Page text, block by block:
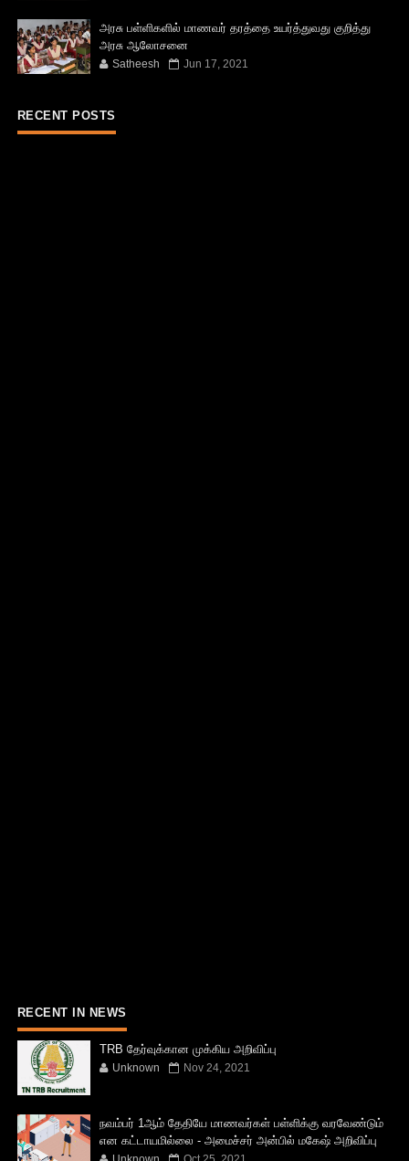
அரசு பள்ளிகளில் மாணவர் தரத்தை உயர்த்துவது குறித்து
அரசு ஆலோசனை
Satheesh Jun 17, 2021
RECENT POSTS
RECENT IN NEWS
TRB தேர்வுக்கான முக்கிய அறிவிப்பு
Unknown Nov 24, 2021
நவம்பர் 1ஆம் தேதியே மாணவர்கள் பள்ளிக்கு வரவேண்டும்
என கட்டாயமில்லை - அமைச்சர் அன்பில் மகேஷ் அறிவிப்பு